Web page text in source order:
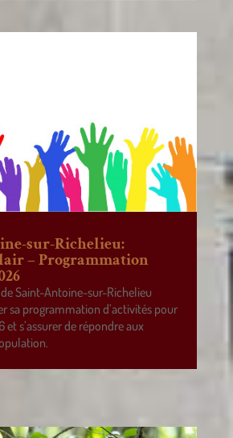
sur-Richelieu:
– Programmation
Saint-Antoine-sur-Richelieu
sa programmation d’activités pour
et s’assurer de répondre aux